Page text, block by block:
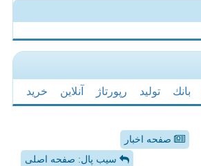
بانك تولید رپورتاژ آنلاین خرید
صفحه اخبار
سیب پال: صفحه اصلی